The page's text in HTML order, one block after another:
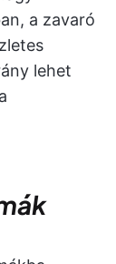
a zavaró
lehet